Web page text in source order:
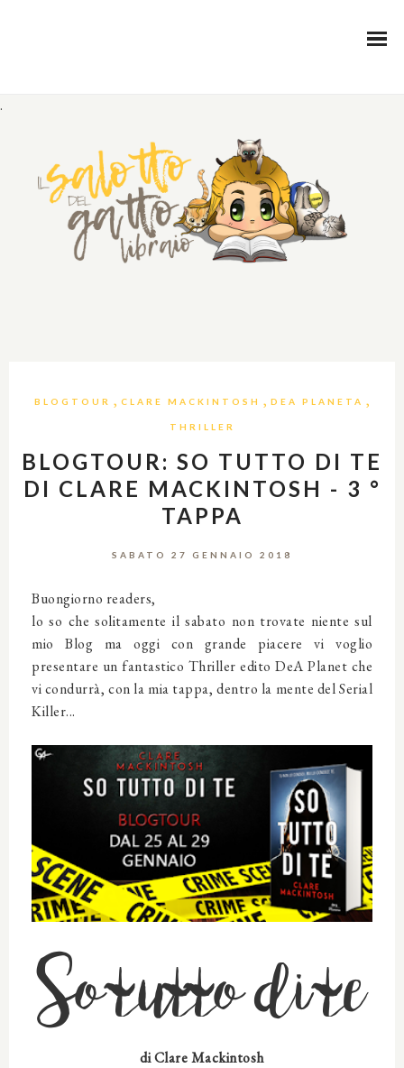
.
BLOGTOUR , CLARE MACKINTOSH , DEA PLANETA ,
THRILLER
BLOGTOUR: SO TUTTO DI TE
DI CLARE MACKINTOSH - 3 °
TAPPA
SABATO 27 GENNAIO 2018
Buongiorno readers,
lo so che solitamente il sabato non trovate niente sul
mio Blog ma oggi con grande piacere vi voglio
presentare un fantastico Thriller edito DeA Planet che
vi condurrà, con la mia tappa, dentro la mente del Serial
Killer...
So tutto di te
di Clare Mackintosh